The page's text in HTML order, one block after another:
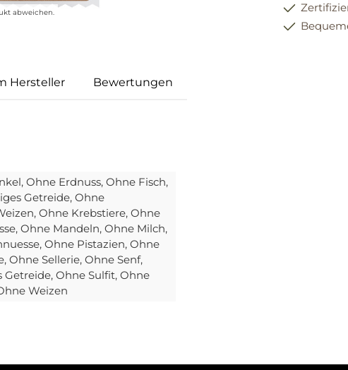
abweichen.
Hersteller Bewertungen
, Ohne Erdnuss, Ohne Fisch,
Getreide, Ohne
, Ohne Krebstiere, Ohne
, Ohne Mandeln, Ohne Milch,
, Ohne Pistazien, Ohne
, Ohne Sellerie, Ohne Senf,
Getreide, Ohne Sulfit, Ohne
Weizen